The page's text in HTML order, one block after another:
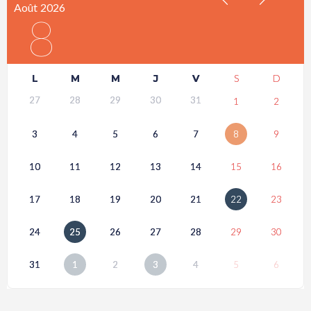
Août 2026
8
L M M J V S D
27 28 29 30 31 1 2
3 4 5 6 7 8 9
10 11 12 13 14 15 16
17 18 19 20 21 22 23
24 25 26 27 28 29 30
31 1 2 3 4 5 6